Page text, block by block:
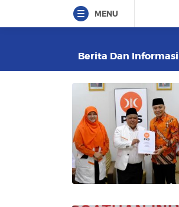
MENU
Berita Dan